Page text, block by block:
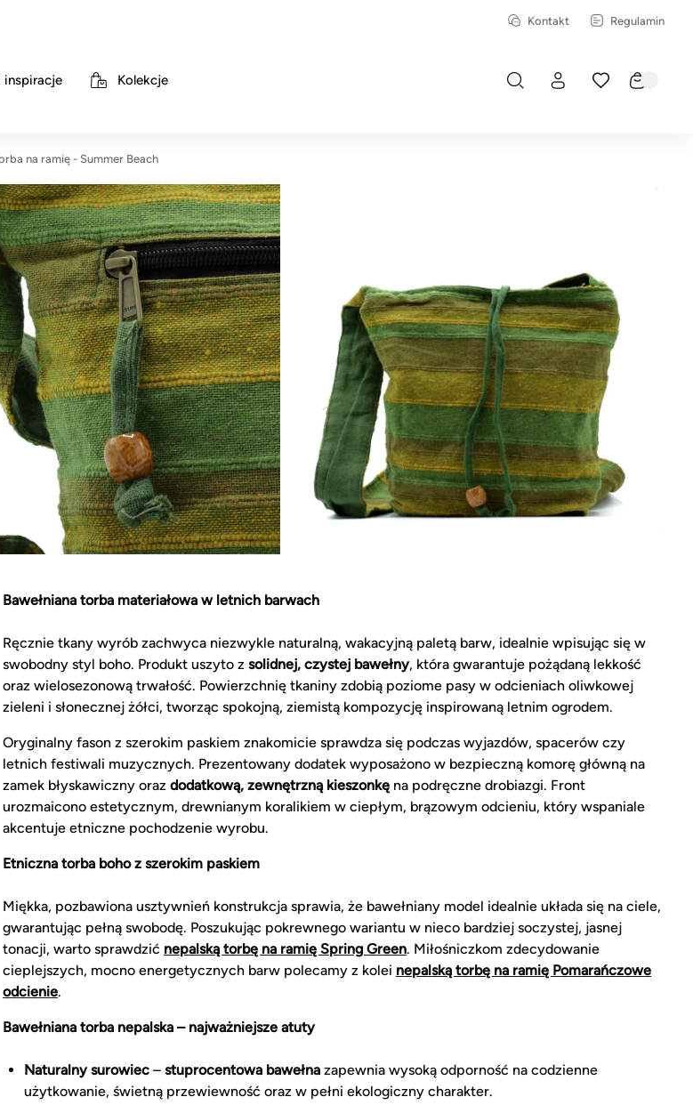
Kontakt Regulamin
inspiracje Kolekcje
na ramię - Summer Beach
Bawełniana torba materiałowa w letnich barwach
Ręcznie tkany wyrób zachwyca niezwykle naturalną, wakacyjną paletą barw, idealnie wpisując się w
swobodny styl boho. Produkt uszyto z solidnej, czystej bawełny, która gwarantuje pożądaną lekkość
oraz wielosezonową trwałość. Powierzchnię tkaniny zdobią poziome pasy w odcieniach oliwkowej
zieleni i słonecznej żółci, tworząc spokojną, ziemistą kompozycję inspirowaną letnim ogrodem.
Oryginalny fason z szerokim paskiem znakomicie sprawdza się podczas wyjazdów, spacerów czy
letnich festiwali muzycznych. Prezentowany dodatek wyposażono w bezpieczną komorę główną na
zamek błyskawiczny oraz dodatkową, zewnętrzną kieszonkę na podręczne drobiazgi. Front
urozmaicono estetycznym, drewnianym koralikiem w ciepłym, brązowym odcieniu, który wspaniale
akcentuje etniczne pochodzenie wyrobu.
Etniczna torba boho z szerokim paskiem
Miękka, pozbawiona usztywnień konstrukcja sprawia, że bawełniany model idealnie układa się na ciele,
gwarantując pełną swobodę. Poszukując pokrewnego wariantu w nieco bardziej soczystej, jasnej
tonacji, warto sprawdzić nepalską torbę na ramię Spring Green. Miłośniczkom zdecydowanie
cieplejszych, mocno energetycznych barw polecamy z kolei nepalską torbę na ramię Pomarańczowe
odcienie.
Bawełniana torba nepalska – najważniejsze atuty
Naturalny surowiec – stuprocentowa bawełna zapewnia wysoką odporność na codzienne
użytkowanie, świetną przewiewność oraz w pełni ekologiczny charakter.